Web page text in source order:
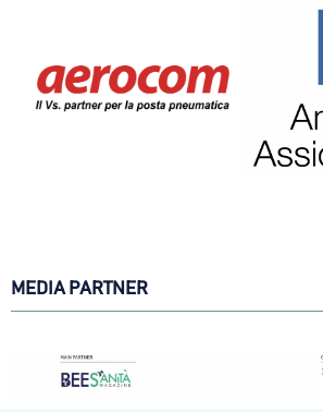
MEDIA PARTNER